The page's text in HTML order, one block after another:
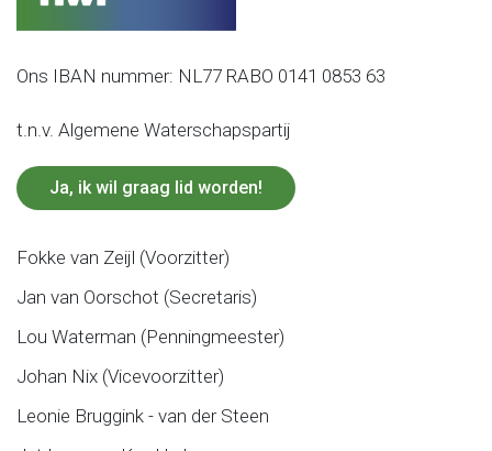
Ons IBAN nummer: NL77 RABO 0141 0853 63
t.n.v. Algemene Waterschapspartij
Ja, ik wil graag lid worden!
Fokke van Zeijl (Voorzitter)
Jan van Oorschot (Secretaris)
Lou Waterman (Penningmeester)
Johan Nix (Vicevoorzitter)
Leonie Bruggink - van der Steen